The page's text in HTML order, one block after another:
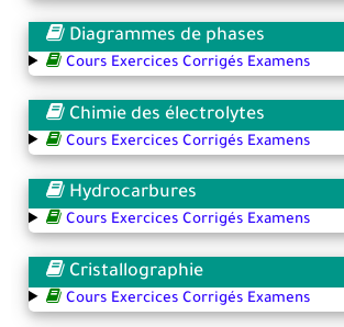
Diagrammes de phases
Cours Exercices Corrigés Examens
Chimie des électrolytes
Cours Exercices Corrigés Examens
Hydrocarbures
Cours Exercices Corrigés Examens
Cristallographie
Cours Exercices Corrigés Examens